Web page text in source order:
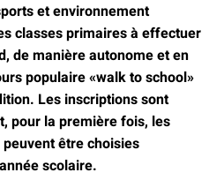
et environnement
classes primaires à effectuer
de manière autonome et en
populaire «walk to school»
Les inscriptions sont
pour la première fois, les
être choisies
scolaire.